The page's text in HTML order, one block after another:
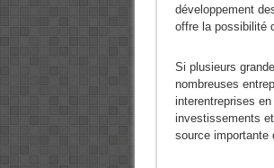
développement
offre la possibilité
Si plusieurs
nombreuses
interentreprises
investissements
source importante